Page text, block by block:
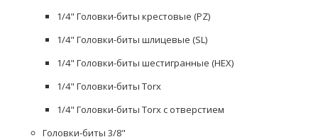
1/4" Головки-биты крестовые (PZ)
1/4" Головки-биты шлицевые (SL)
1/4" Головки-биты шестигранные (HEX)
1/4" Головки-биты Torx
1/4" Головки-биты Torx с отверстием
Головки-биты 3/8"